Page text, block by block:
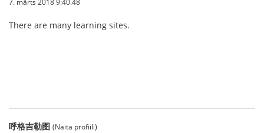
There are many learning sites.
呼格吉勒图 (Näita profiili)